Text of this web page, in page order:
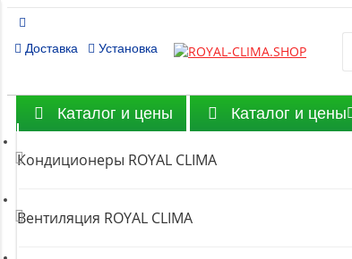
Доставка Установка
Каталог и цены Каталог и цены
Кондиционеры ROYAL CLIMA
Вентиляция ROYAL CLIMA